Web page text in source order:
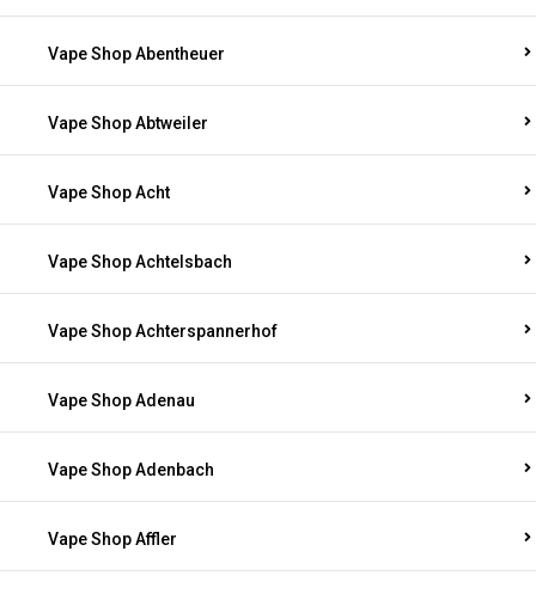
Vape Shop Abentheuer
Vape Shop Abtweiler
Vape Shop Acht
Vape Shop Achtelsbach
Vape Shop Achterspannerhof
Vape Shop Adenau
Vape Shop Adenbach
Vape Shop Affler